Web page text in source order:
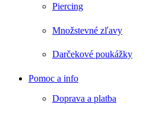
Piercing
Množstevné zľavy
Darčekové poukážky
Pomoc a info
Doprava a platba